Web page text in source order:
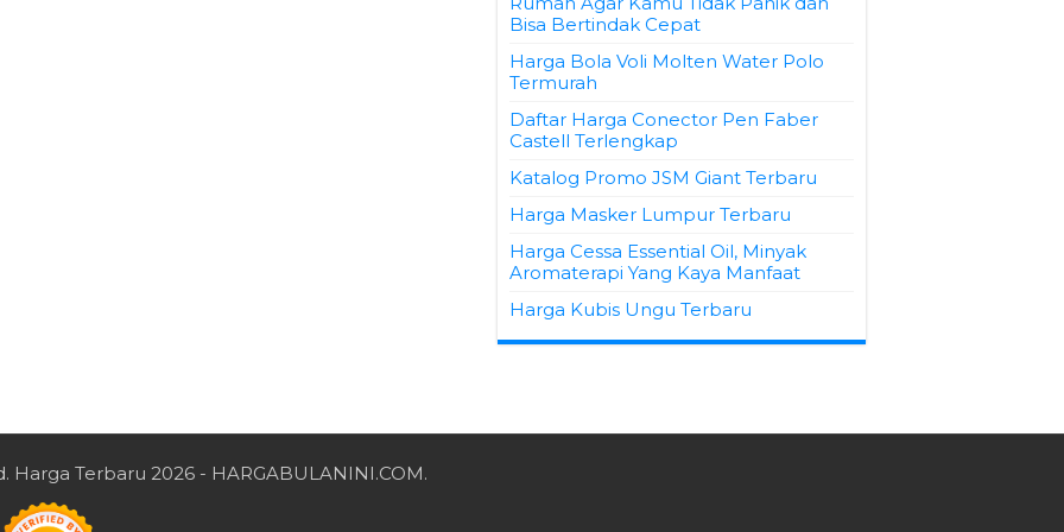
Bisa Bertindak Cepat
Harga Bola Voli Molten Water Polo
Termurah
Daftar Harga Conector Pen Faber
Castell Terlengkap
Katalog Promo JSM Giant Terbaru
Harga Masker Lumpur Terbaru
Harga Cessa Essential Oil, Minyak
Aromaterapi Yang Kaya Manfaat
Harga Kubis Ungu Terbaru
Harga Terbaru 2026 - HARGABULANINI.COM.